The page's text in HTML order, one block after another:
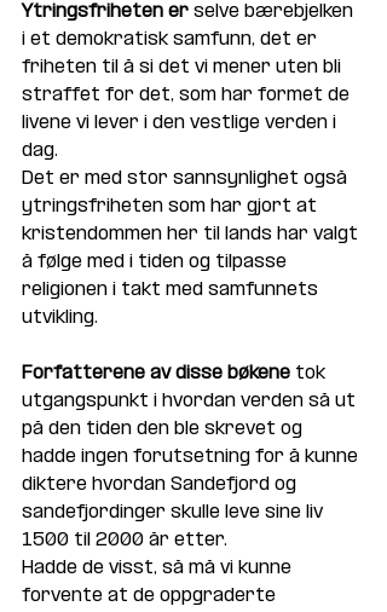
Ytringsfriheten er selve bærebjelken
i et demokratisk samfunn, det er
friheten til å si det vi mener uten bli
straffet for det, som har formet de
livene vi lever i den vestlige verden i
dag.
Det er med stor sannsynlighet også
ytringsfriheten som har gjort at
kristendommen her til lands har valgt
å følge med i tiden og tilpasse
religionen i takt med samfunnets
utvikling.
Forfatterene av disse bøkene tok
utgangspunkt i hvordan verden så ut
på den tiden den ble skrevet og
hadde ingen forutsetning for å kunne
diktere hvordan Sandefjord og
sandefjordinger skulle leve sine liv
1500 til 2000 år etter.
Hadde de visst, så må vi kunne
forvente at de oppgraderte